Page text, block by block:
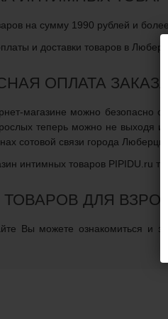
на сумму 1990 рублей и
и доставки товаров в
ОПЛАТА ЗАКАЗА
магазине можно безопасно
теперь можно не выходя
сотовой связи города
интимных товаров PIPIDU.ru
ТОВАРОВ ДЛЯ
Вы можете ознакомиться и